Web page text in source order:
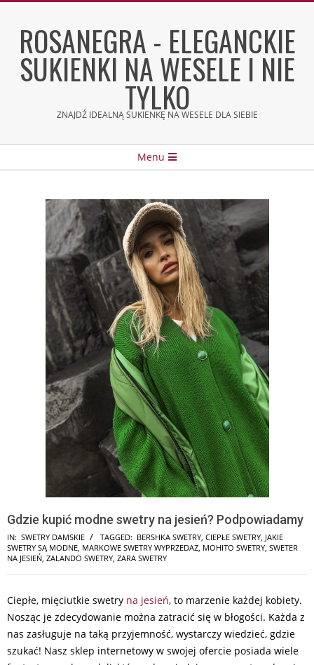
contentROSANEGRA - ELEGANCKIE
SUKIENKI NA WESELE I NIE
TYLKO
ZNAJDŹ IDEALNĄ SUKIENKĘ NA WESELE DLA SIEBIE
Menu
Gdzie kupić modne swetry na jesień? Podpowiadamy
IN: SWETRY DAMSKIE TAGGED: BERSHKA SWETRY, CIEPŁE SWETRY, JAKIE
SWETRY SĄ MODNE, MARKOWE SWETRY WYPRZEDAŻ, MOHITO SWETRY, SWETER
NA JESIEŃ, ZALANDO SWETRY, ZARA SWETRY
Ciepłe, mięciutkie swetry na jesień, to marzenie każdej kobiety.
Nosząc je zdecydowanie można zatracić się w błogości. Każda z
nas zasługuje na taką przyjemność, wystarczy wiedzieć, gdzie
szukać! Nasz sklep internetowy w swojej ofercie posiada wiele